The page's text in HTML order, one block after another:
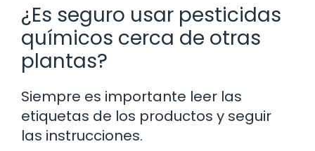
¿Es seguro usar pesticidas
químicos cerca de otras
plantas?
Siempre es importante leer las
etiquetas de los productos y seguir
las instrucciones.